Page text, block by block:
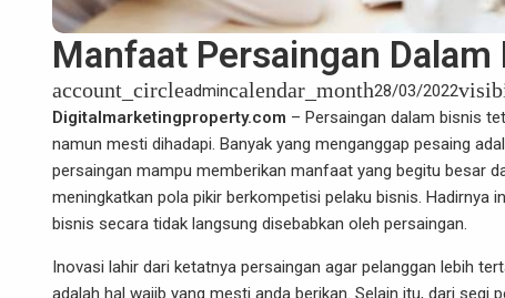
Manfaat Persaingan Dalam
account_circleadmincalendar_month28/03/2022
Digitalmarketingproperty.com – Persaingan dalam bisnis
namun mesti dihadapi. Banyak yang menganggap pesaing
persaingan mampu memberikan manfaat yang begitu besar
meningkatkan pola pikir berkompetisi pelaku bisnis. Hadirnya
bisnis secara tidak langsung disebabkan oleh persaingan.
Inovasi lahir dari ketatnya persaingan agar pelanggan lebih
adalah hal wajib yang mesti anda berikan. Selain itu, dari segi